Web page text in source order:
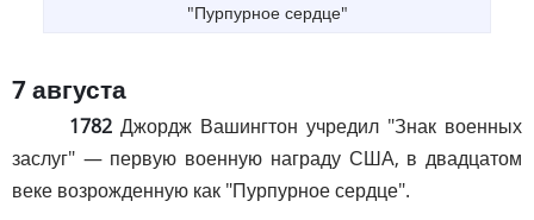
"Пурпурное сердце"
7 августа
1782 Джордж Вашингтон учредил "Знак военных
заслуг" — первую военную награду США, в двадцатом
веке возрожденную как "Пурпурное сердце".